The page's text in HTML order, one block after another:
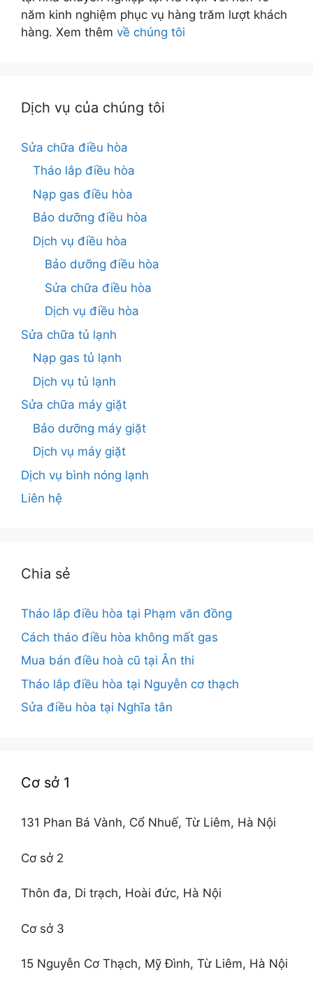
năm kinh nghiệm phục vụ hàng trăm lượt khách
hàng. Xem thêm về chúng tôi
Dịch vụ của chúng tôi
Sửa chữa điều hòa
Tháo lắp điều hòa
Nạp gas điều hòa
Bảo dưỡng điều hòa
Dịch vụ điều hòa
Bảo dưỡng điều hòa
Sửa chữa điều hòa
Dịch vụ điều hòa
Sửa chữa tủ lạnh
Nạp gas tủ lạnh
Dịch vụ tủ lạnh
Sửa chữa máy giặt
Bảo dưỡng máy giặt
Dịch vụ máy giặt
Dịch vụ bình nóng lạnh
Liên hệ
Chia sẻ
Tháo lắp điều hòa tại Phạm văn đồng
Cách tháo điều hòa không mất gas
Mua bán điều hoà cũ tại Ân thi
Tháo lắp điều hòa tại Nguyễn cơ thạch
Sửa điều hòa tại Nghĩa tân
Cơ sở 1
131 Phan Bá Vành, Cổ Nhuế, Từ Liêm, Hà Nội
Cơ sở 2
Thôn đa, Di trạch, Hoài đức, Hà Nội
Cơ sở 3
15 Nguyễn Cơ Thạch, Mỹ Đình, Từ Liêm, Hà Nội